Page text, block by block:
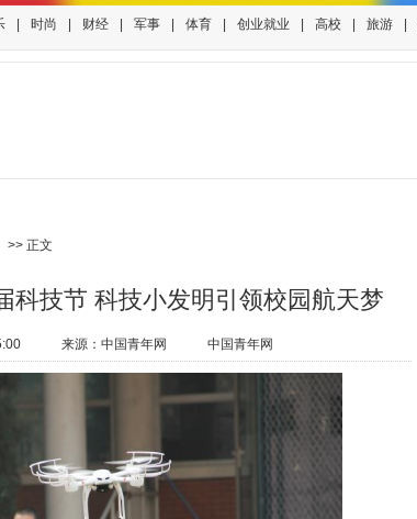
时尚 财经 军事 体育 创业就业 高校 旅游
>> 正文
科技节 科技小发明引领校园航天梦
来源： 中国青年网 中国青年网